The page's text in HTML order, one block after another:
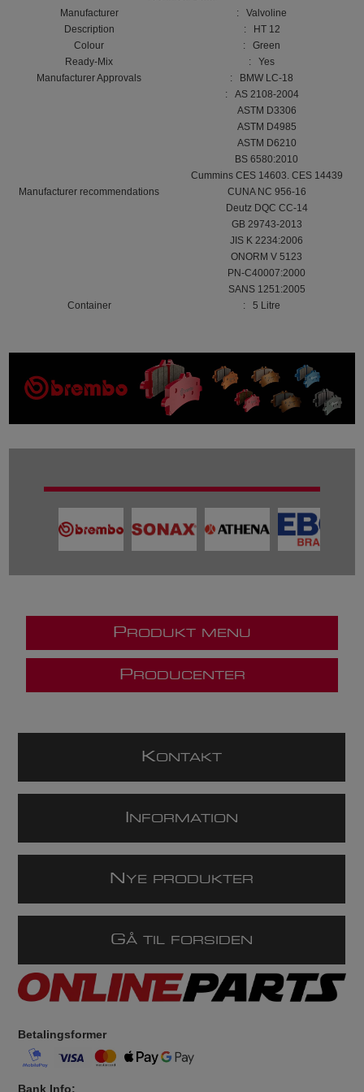
Manufacturer
: Valvoline
Description
: HT 12
Colour
: Green
Ready-Mix
: Yes
Manufacturer Approvals
: BMW LC-18
Manufacturer recommendations
: AS 2108-2004
ASTM D3306
ASTM D4985
ASTM D6210
BS 6580:2010
Cummins CES 14603. CES 14439
CUNA NC 956-16
Deutz DQC CC-14
GB 29743-2013
JIS K 2234:2006
ONORM V 5123
PN-C40007:2000
SANS 1251:2005
Container
: 5 Litre
P RODUKT MENU
P RODUCENTER
KONTAKT
NFORMATION
N YE PRODUKTER
GÅ TIL FORSIDEN
Betalingsformer
Bank Info: